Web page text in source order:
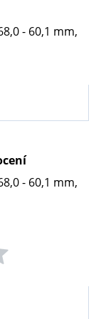
- 60,1 mm,
- 60,1 mm,